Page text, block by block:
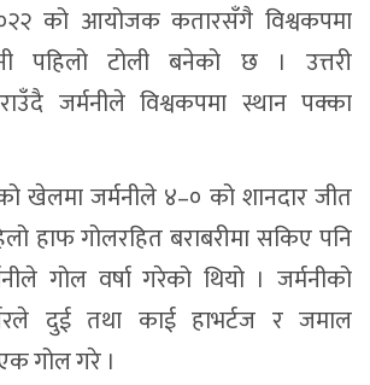
को आयोजक कतारसँगै विश्वकपमा
पहिलो टोली बनेको छ । उत्तरी
जर्मनीले विश्वकपमा स्थान पक्का
खेलमा जर्मनीले ४–० को शानदार जीत
हाफ गोलरहित बराबरीमा सकिए पनि
गोल वर्षा गरेको थियो । जर्मनीको
दुई तथा काई हाभर्टज र जमाल
गोल गरे ।